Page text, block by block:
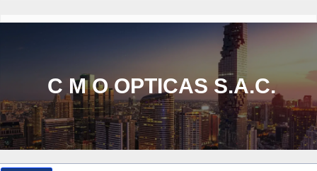
C M O OPTICAS S.A.C.